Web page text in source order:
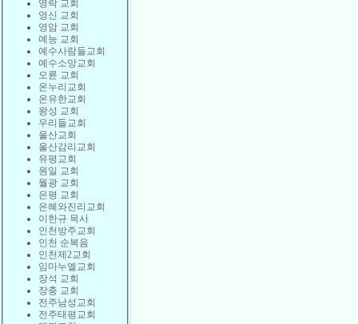
영락 교회
영신 교회
영암 교회
예능 교회
예수사람들교회
예수소망교회
오륜 교회
온누리교회
온유한교회
왕성 교회
우리들교회
울산교회
울산감리교회
유평교회
원일 교회
월광 교회
은평 교회
은혜와진리교회
이한규 목사
인천방주교회
인천 순복음
인천제2교회
임마누엘교회
장석 교회
장충 교회
전주남성교회
전주태평교회